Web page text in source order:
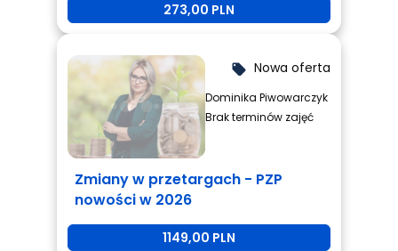
273,00 PLN
local_offer Nowa oferta
Dominika Piwowarczyk
Brak terminów zajęć
Zmiany w przetargach - PZP
nowości w 2026
1149,00 PLN